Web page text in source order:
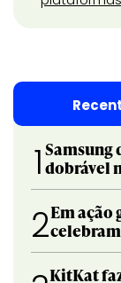
1 dobrável
2Em ação
KitKat